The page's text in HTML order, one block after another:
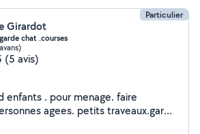
Particulier
Girardot
chat .courses
(5 avis)
enfants . pour menage. faire
agees. petits traveaux.garde